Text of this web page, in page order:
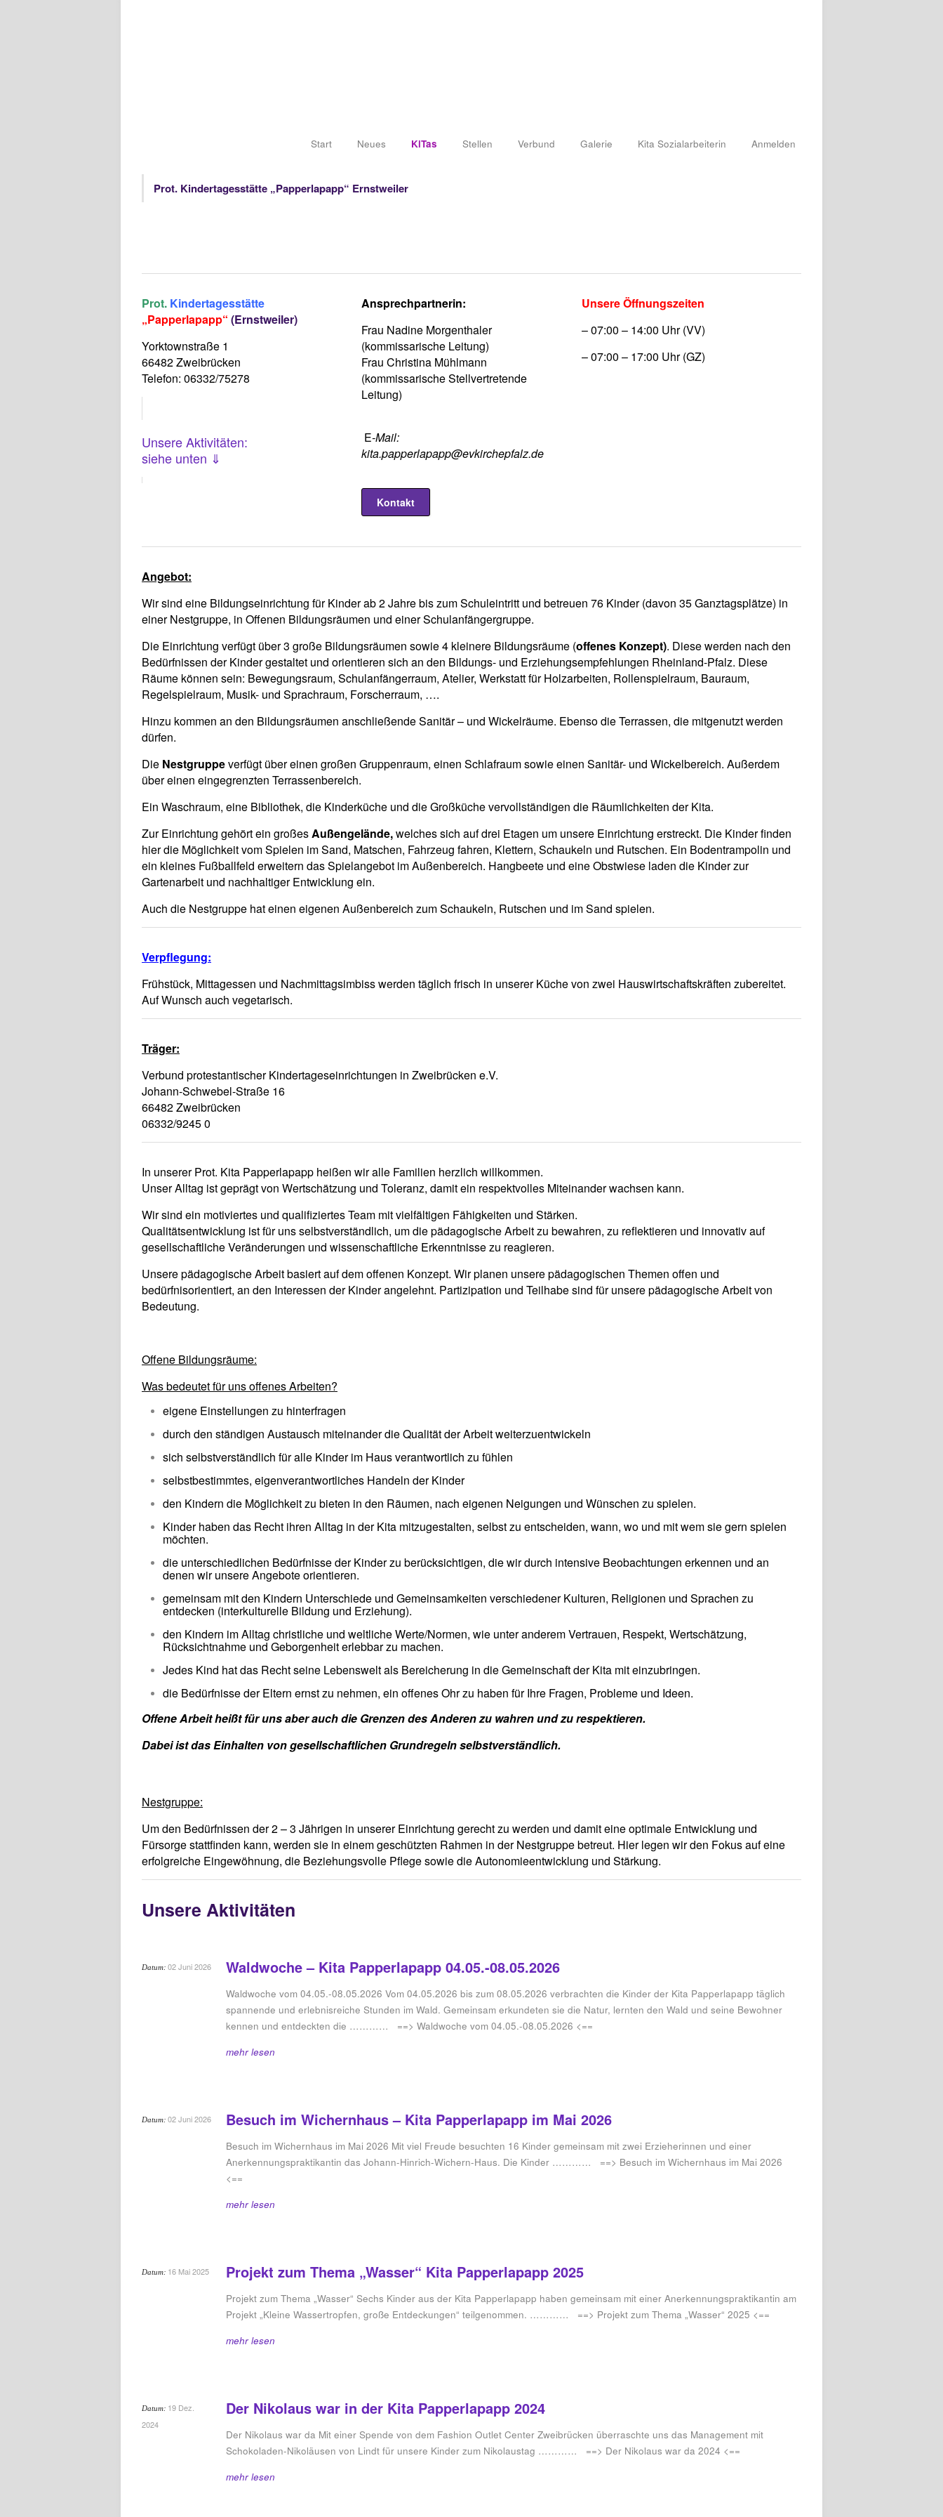
Start Neues KiTas Stellen Verbund Galerie Kita Sozialarbeiterin Anmelden
Prot. Kindertagesstätte „Papperlapapp“ Ernstweiler
Prot. Kindertagesstätte
„Papperlapapp“ (Ernstweiler)
Yorktownstraße 1
66482 Zweibrücken
Telefon: 06332/75278
Unsere Aktivitäten:
siehe unten ⇓
Ansprechpartnerin:
Frau Nadine Morgenthaler
(kommissarische Leitung)
Frau Christina Mühlmann
(kommissarische Stellvertretende
Leitung)
E-Mail:
kita.papperlapapp@evkirchepfalz.de
Kontakt
Unsere Öffnungszeiten
– 07:00 – 14:00 Uhr (VV)
– 07:00 – 17:00 Uhr (GZ)
Angebot:
Wir sind eine Bildungseinrichtung für Kinder ab 2 Jahre bis zum Schuleintritt und betreuen 76 Kinder (davon 35 Ganztagsplätze) in
einer Nestgruppe, in Offenen Bildungsräumen und einer Schulanfängergruppe.
Die Einrichtung verfügt über 3 große Bildungsräumen sowie 4 kleinere Bildungsräume (offenes Konzept). Diese werden nach den
Bedürfnissen der Kinder gestaltet und orientieren sich an den Bildungs- und Erziehungsempfehlungen Rheinland-Pfalz. Diese
Räume können sein: Bewegungsraum, Schulanfängerraum, Atelier, Werkstatt für Holzarbeiten, Rollenspielraum, Bauraum,
Regelspielraum, Musik- und Sprachraum, Forscherraum, ….
Hinzu kommen an den Bildungsräumen anschließende Sanitär – und Wickelräume. Ebenso die Terrassen, die mitgenutzt werden
dürfen.
Die Nestgruppeverfügt über einen großen Gruppenraum, einen Schlafraum sowie einen Sanitär- und Wickelbereich. Außerdem
über einen eingegrenzten Terrassenbereich.
Ein Waschraum, eine Bibliothek, die Kinderküche und die Großküche vervollständigen die Räumlichkeiten der Kita.
Zur Einrichtung gehört ein großesAußengelände,welches sich auf drei Etagen um unsere Einrichtung erstreckt. Die Kinder finden
hier die Möglichkeit vom Spielen im Sand, Matschen, Fahrzeug fahren, Klettern, Schaukeln und Rutschen. Ein Bodentrampolin und
ein kleines Fußballfeld erweitern das Spielangebot im Außenbereich. Hangbeete und eine Obstwiese laden die Kinder zur
Gartenarbeit und nachhaltiger Entwicklung ein.
Auch die Nestgruppe hat einen eigenen Außenbereich zum Schaukeln, Rutschen und im Sand spielen.
Verpflegung:
Frühstück, Mittagessen und Nachmittagsimbiss werden täglich frisch in unserer Küche von zwei Hauswirtschaftskräften zubereitet.
Auf Wunsch auch vegetarisch.
Träger:
Verbund protestantischer Kindertageseinrichtungen in Zweibrücken e.V.
Johann-Schwebel-Straße 16
66482 Zweibrücken
06332/9245 0
In unserer Prot. Kita Papperlapapp heißen wir alle Familien herzlich willkommen.
Unser Alltag ist geprägt von Wertschätzung und Toleranz, damit ein respektvolles Miteinander wachsen kann.
Wir sind ein motiviertes und qualifiziertes Team mit vielfältigen Fähigkeiten und Stärken.
Qualitätsentwicklung ist für uns selbstverständlich, um die pädagogische Arbeit zu bewahren, zu reflektieren und innovativ auf
gesellschaftliche Veränderungen und wissenschaftliche Erkenntnisse zu reagieren.
Unsere pädagogische Arbeit basiert auf dem offenen Konzept. Wir planen unsere pädagogischen Themen offen und
bedürfnisorientiert, an den Interessen der Kinder angelehnt. Partizipation und Teilhabe sind für unsere pädagogische Arbeit von
Bedeutung.
Offene Bildungsräume:
Was bedeutet für uns offenes Arbeiten?
eigene Einstellungen zu hinterfragen
durch den ständigen Austausch miteinander die Qualität der Arbeit weiterzuentwickeln
sich selbstverständlich für alle Kinder im Haus verantwortlich zu fühlen
selbstbestimmtes, eigenverantwortliches Handeln der Kinder
den Kindern die Möglichkeit zu bieten in den Räumen, nach eigenen Neigungen und Wünschen zu spielen.
Kinder haben das Recht ihren Alltag in der Kita mitzugestalten, selbst zu entscheiden, wann, wo und mit wem sie gern spielen
möchten.
die unterschiedlichen Bedürfnisse der Kinder zu berücksichtigen, die wir durch intensive Beobachtungen erkennen und an
denen wir unsere Angebote orientieren.
gemeinsam mit den Kindern Unterschiede und Gemeinsamkeiten verschiedener Kulturen, Religionen und Sprachen zu
entdecken (interkulturelle Bildung und Erziehung).
den Kindern im Alltag christliche und weltliche Werte/Normen, wie unter anderem Vertrauen, Respekt, Wertschätzung,
Rücksichtnahme und Geborgenheit erlebbar zu machen.
Jedes Kind hat das Recht seine Lebenswelt als Bereicherung in die Gemeinschaft der Kita mit einzubringen.
die Bedürfnisse der Eltern ernst zu nehmen, ein offenes Ohr zu haben für Ihre Fragen, Probleme und Ideen.
Offene Arbeit heißt für uns aber auch die Grenzen des Anderen zu wahren und zu respektieren.
Dabei ist das Einhalten von gesellschaftlichen Grundregeln selbstverständlich.
Nestgruppe:
Um den Bedürfnissen der 2 – 3 Jährigen in unserer Einrichtung gerecht zu werden und damit eine optimale Entwicklung und
Fürsorge stattfinden kann, werden sie in einem geschützten Rahmen in der Nestgruppe betreut. Hier legen wir den Fokus auf eine
erfolgreiche Eingewöhnung, die Beziehungsvolle Pflege sowie die Autonomieentwicklung und Stärkung.
Unsere Aktivitäten
Datum: 02 Juni 2026 Waldwoche – Kita Papperlapapp 04.05.-08.05.2026
Waldwoche vom 04.05.-08.05.2026 Vom 04.05.2026 bis zum 08.05.2026 verbrachten die Kinder der Kita Papperlapapp täglich
spannende und erlebnisreiche Stunden im Wald. Gemeinsam erkundeten sie die Natur, lernten den Wald und seine Bewohner
kennen und entdeckten die ………… ==> Waldwoche vom 04.05.-08.05.2026 <==
mehr lesen
Datum: 02 Juni 2026 Besuch im Wichernhaus – Kita Papperlapapp im Mai 2026
Besuch im Wichernhaus im Mai 2026 Mit viel Freude besuchten 16 Kinder gemeinsam mit zwei Erzieherinnen und einer
Anerkennungspraktikantin das Johann-Hinrich-Wichern-Haus. Die Kinder ………… ==> Besuch im Wichernhaus im Mai 2026
<==
mehr lesen
Datum: 16 Mai 2025 Projekt zum Thema „Wasser“ Kita Papperlapapp 2025
Projekt zum Thema „Wasser“ Sechs Kinder aus der Kita Papperlapapp haben gemeinsam mit einer Anerkennungspraktikantin am
Projekt „Kleine Wassertropfen, große Entdeckungen“ teilgenommen. ………… ==> Projekt zum Thema „Wasser“ 2025 <==
mehr lesen
Datum: 19 Dez.
2024
Der Nikolaus war in der Kita Papperlapapp 2024
Der Nikolaus war da Mit einer Spende von dem Fashion Outlet Center Zweibrücken überraschte uns das Management mit
Schokoladen-Nikoläusen von Lindt für unsere Kinder zum Nikolaustag ………… ==> Der Nikolaus war da 2024 <==
mehr lesen